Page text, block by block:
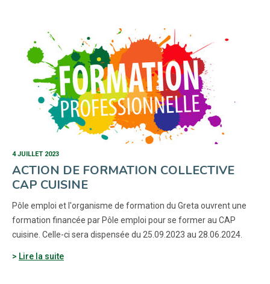
4 JUILLET 2023
ACTION DE FORMATION COLLECTIVE
CAP CUISINE
Pôle emploi et l'organisme de formation du Greta ouvrent une
formation financée par Pôle emploi pour se former au CAP
cuisine. Celle-ci sera dispensée du 25.09.2023 au 28.06.2024.
Lire la suite